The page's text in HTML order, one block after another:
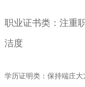
职业证书类：注重
洁度
学历证明类：保持端庄